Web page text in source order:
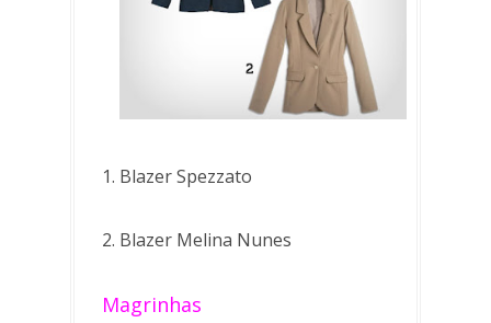
1. Blazer Spezzato
2. Blazer Melina Nunes
Magrinhas